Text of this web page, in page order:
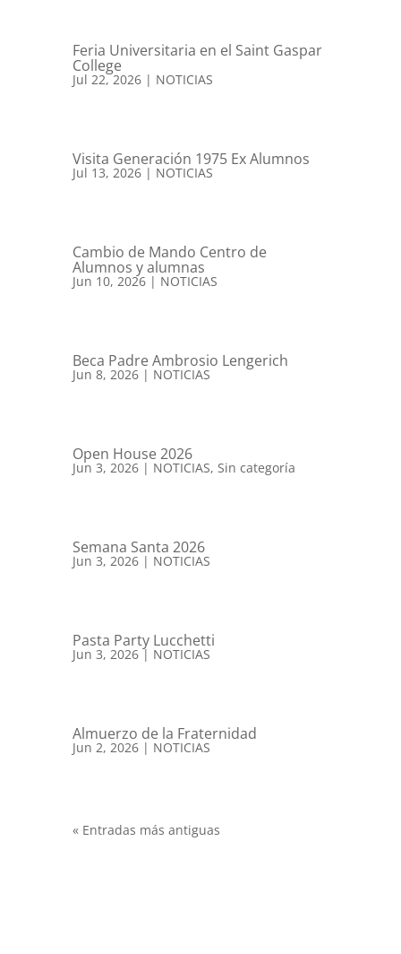
Feria Universitaria en el Saint Gaspar
College
Jul 22, 2026| NOTICIAS
Visita Generación 1975 Ex Alumnos
Jul 13, 2026| NOTICIAS
Cambio de Mando Centro de
Alumnos y alumnas
Jun 10, 2026| NOTICIAS
Beca Padre Ambrosio Lengerich
Jun 8, 2026| NOTICIAS
Open House 2026
Jun 3, 2026| NOTICIAS, Sin categoría
Semana Santa 2026
Jun 3, 2026| NOTICIAS
Pasta Party Lucchetti
Jun 3, 2026| NOTICIAS
Almuerzo de la Fraternidad
Jun 2, 2026| NOTICIAS
« Entradas más antiguas